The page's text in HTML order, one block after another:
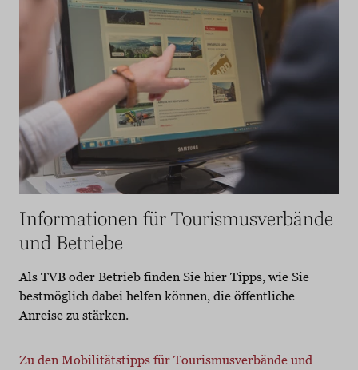
Informationen für Tourismusverbände
und Betriebe
Als TVB oder Betrieb finden Sie hier Tipps, wie Sie
bestmöglich dabei helfen können, die öffentliche
Anreise zu stärken.
Zu den Mobilitätstipps für Tourismusverbände und